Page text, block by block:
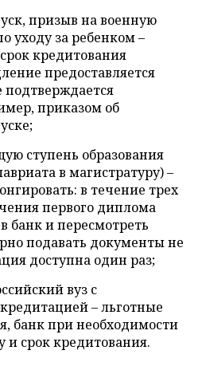
призыв на военную
уходу за ребенком –
кредитования
предоставляется
подтверждается
приказом об
ступень образования
в магистратуру) –
в течение трех
первого диплома
банк и пересмотреть
подавать документы не
доступна один раз;
вуз с
– льготные
банк при необходимости
и срок кредитования.